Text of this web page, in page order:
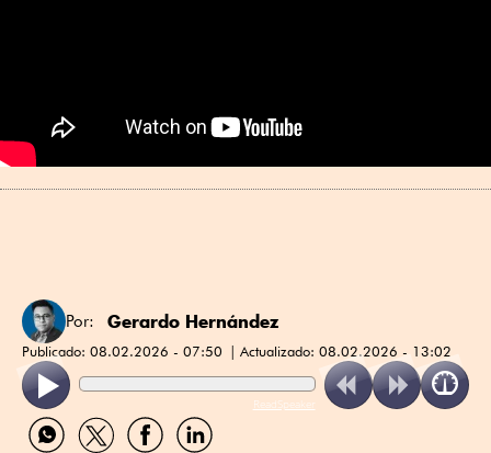
Por: Gerardo Hernández
Publicado: 08.02.2026 - 07:50 Actualizado: 08.02.2026 - 13:02
ReadSpeaker
Compartir
por
Compartir
por
Compartir
por
Compartir
por